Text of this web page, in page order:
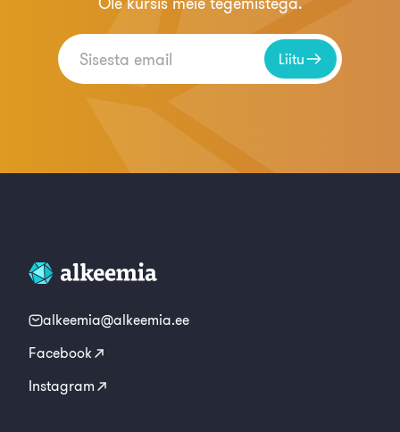
Liitu
alkeemia@alkeemia.ee
Facebook
Instagram